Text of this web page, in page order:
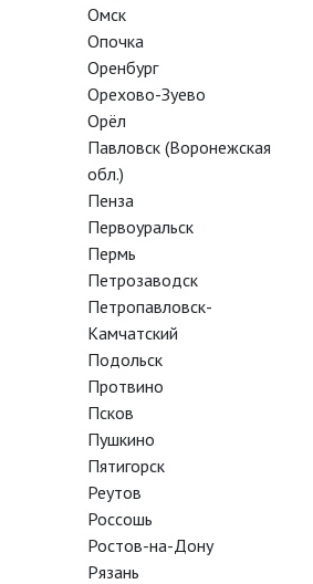
Омск
Опочка
Оренбург
Орехово-Зуево
Орёл
Павловск (Воронежская
обл.)
Пенза
Первоуральск
Пермь
Петрозаводск
Петропавловск-
Камчатский
Подольск
Протвино
Псков
Пушкино
Пятигорск
Реутов
Россошь
Ростов-на-Дону
Рязань